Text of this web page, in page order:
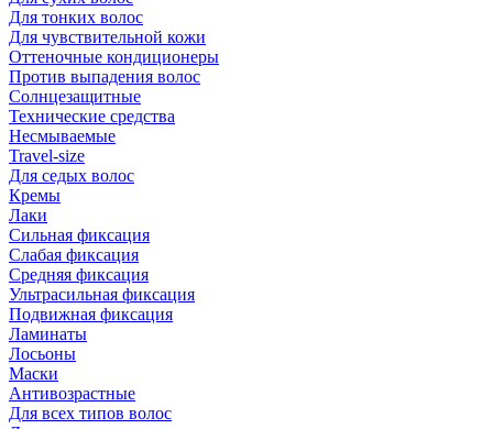
Для тонких волос
Для чувствительной кожи
Оттеночные кондиционеры
Против выпадения волос
Солнцезащитные
Технические средства
Несмываемые
Travel-size
Для седых волос
Кремы
Лаки
Сильная фиксация
Слабая фиксация
Средняя фиксация
Ультрасильная фиксация
Подвижная фиксация
Ламинаты
Лосьоны
Маски
Антивозрастные
Для всех типов волос